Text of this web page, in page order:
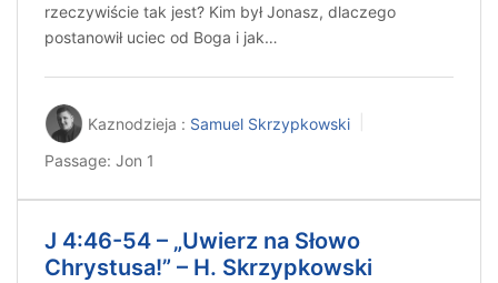
rzeczywiście tak jest? Kim był Jonasz, dlaczego
postanowił uciec od Boga i jak…
Kaznodzieja : Samuel Skrzypkowski
Passage: Jon 1
J 4:46-54 – „Uwierz na Słowo
Chrystusa!” – H. Skrzypkowski